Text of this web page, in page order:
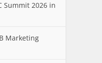
Summit 2026 in
Marketing